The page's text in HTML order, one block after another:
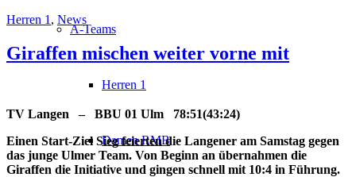
A-Teams
Herren 1
Damen RMB
Herren 1 , News
Giraffen mischen weiter vorne mit
TV Langen – BBU 01 Ulm 78:51(43:24)
Einen Start-Ziel Sieg feierten die Langener am Samstag gegen
das junge Ulmer Team. Von Beginn an übernahmen die
Giraffen die Initiative und gingen schnell mit 10:4 in Führung.